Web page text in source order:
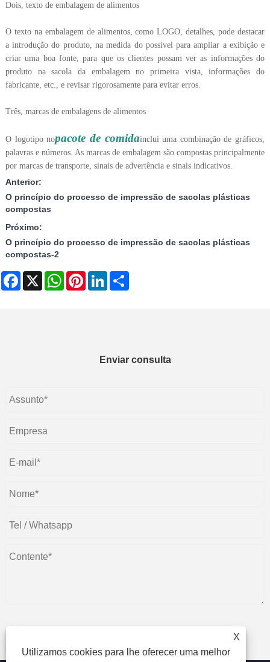
Dois, texto de embalagem de alimentos
O texto na embalagem de alimentos, como LOGO, detalhes, pode destacar
a introdução do produto, na medida do possível para ampliar a exibição e
criar uma boa fonte, para que os clientes possam ver as informações do
produto na sacola da embalagem no primeira vista, informações do
fabricante, etc., e revisar rigorosamente para evitar erros.
Três, marcas de embalagens de alimentos
O logotipo nopacote de comidainclui uma combinação de gráficos,
palavras e números. As marcas de embalagem são compostas principalmente
por marcas de transporte, sinais de advertência e sinais indicativos.
Anterior:
O princípio do processo de impressão de sacolas plásticas
compostas
Próximo:
O princípio do processo de impressão de sacolas plásticas
compostas-2
Facebook
X WhatsAppPinterestLinkedIn
Enviar consulta
X
Utilizamos cookies para lhe oferecer uma melhor